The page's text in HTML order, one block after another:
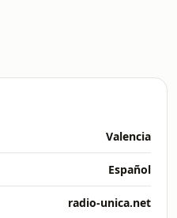
Valencia
Español
radio-unica.net